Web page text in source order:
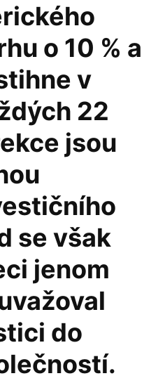
o 10 % a
v
22
jsou
se však
jenom
do